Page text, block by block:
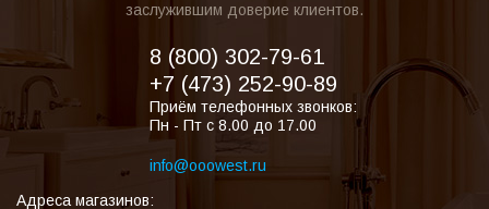
заслужившим доверие клиентов.
8 (800) 302-79-61
+7 (473) 252-90-89
Приём телефонных звонков:
Пн - Пт с 8.00 до 17.00
info@ooowest.ru
Адреса магазинов: